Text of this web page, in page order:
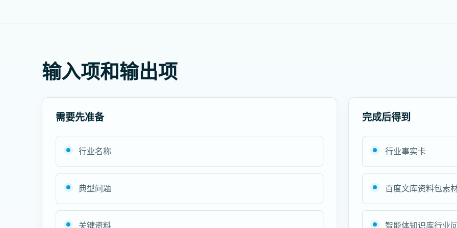
输入项和输出项
需要先准备
行业名称
典型问题
关键资料
完成后得到
行业事实卡
百度文库资料包素
智能体知识库行业